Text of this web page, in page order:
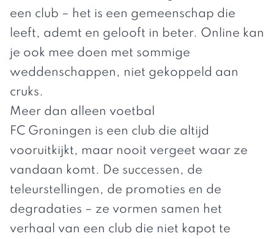
een club – het is een gemeenschap die
leeft, ademt en gelooft in beter. Online kan
je ook mee doen met sommige
weddenschappen, niet gekoppeld aan
cruks.
Meer dan alleen voetbal
FC Groningen is een club die altijd
vooruitkijkt, maar nooit vergeet waar ze
vandaan komt. De successen, de
teleurstellingen, de promoties en de
degradaties – ze vormen samen het
verhaal van een club die niet kapot te